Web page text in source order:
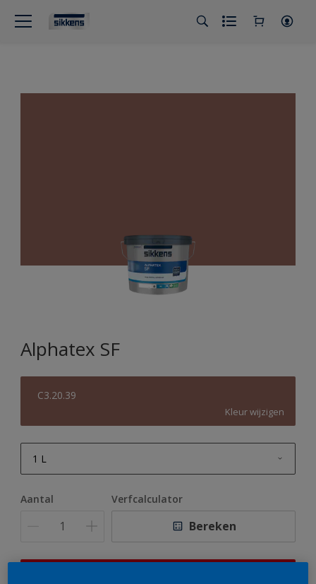
Alphatex SF
C3.20.39
Kleur wijzigen
1 L
10 L
Aantal Verfcalculator
Bereken